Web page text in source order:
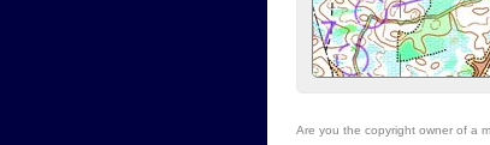
Are you the copyright owner of a